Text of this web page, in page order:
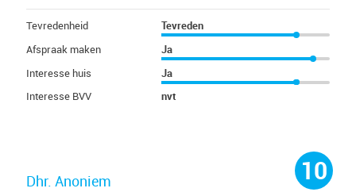
Tevredenheid
Tevreden
Afspraak maken
Ja
Interesse huis
Ja
Interesse BVV
nvt
10
Dhr. Anoniem